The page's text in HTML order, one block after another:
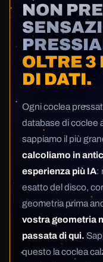
NON
OLTRE 3
DI DATI.
Ogni coclea
database di coclee
sappiamo il più
calcoliamo in
esperienza più IA:
esatto del disco,
geometria prima
vostra geometria
passata di qui.
questo la coclea